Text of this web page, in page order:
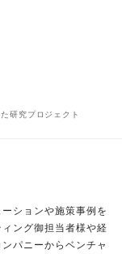
研究プロジェクト
ションや施策事例を
ング御担当者様や経
パニーからベンチャ